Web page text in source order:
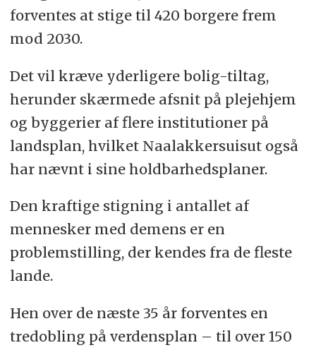
forventes at stige til 420 borgere frem
mod 2030.
Det vil kræve yderligere bolig-tiltag,
herunder skærmede afsnit på plejehjem
og byggerier af flere institutioner på
landsplan, hvilket Naalakkersuisut også
har nævnt i sine holdbarhedsplaner.
Den kraftige stigning i antallet af
mennesker med demens er en
problemstilling, der kendes fra de fleste
lande.
Hen over de næste 35 år forventes en
tredobling på verdensplan – til over 150